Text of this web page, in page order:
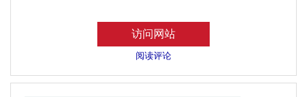
访问网站
阅读评论